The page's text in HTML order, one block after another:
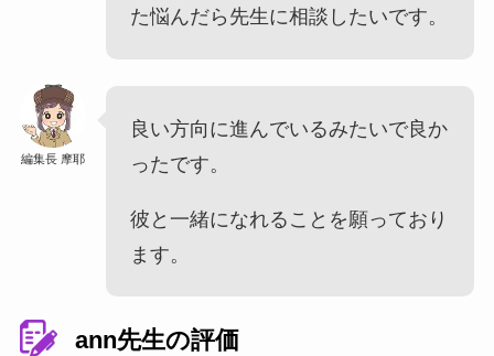
た悩んだら先生に相談したいです。
編集長 摩耶
良い方向に進んでいるみたいで良か
ったです。
彼と一緒になれることを願っており
ます。
ann先生の評価